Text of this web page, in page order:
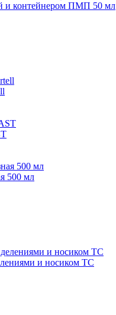
и контейнером ПМП 50 мл
500 мл
и носиком ТС